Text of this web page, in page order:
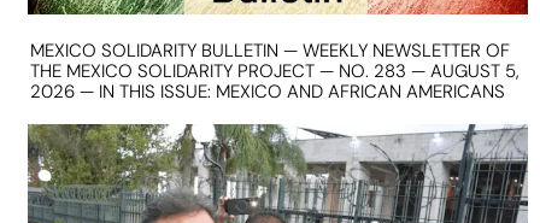
MEXICO SOLIDARITY BULLETIN — WEEKLY NEWSLETTER OF
THE MEXICO SOLIDARITY PROJECT — NO. 283 — AUGUST 5,
2026 — IN THIS ISSUE: MEXICO AND AFRICAN AMERICANS